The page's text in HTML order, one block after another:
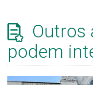
Outros
podem